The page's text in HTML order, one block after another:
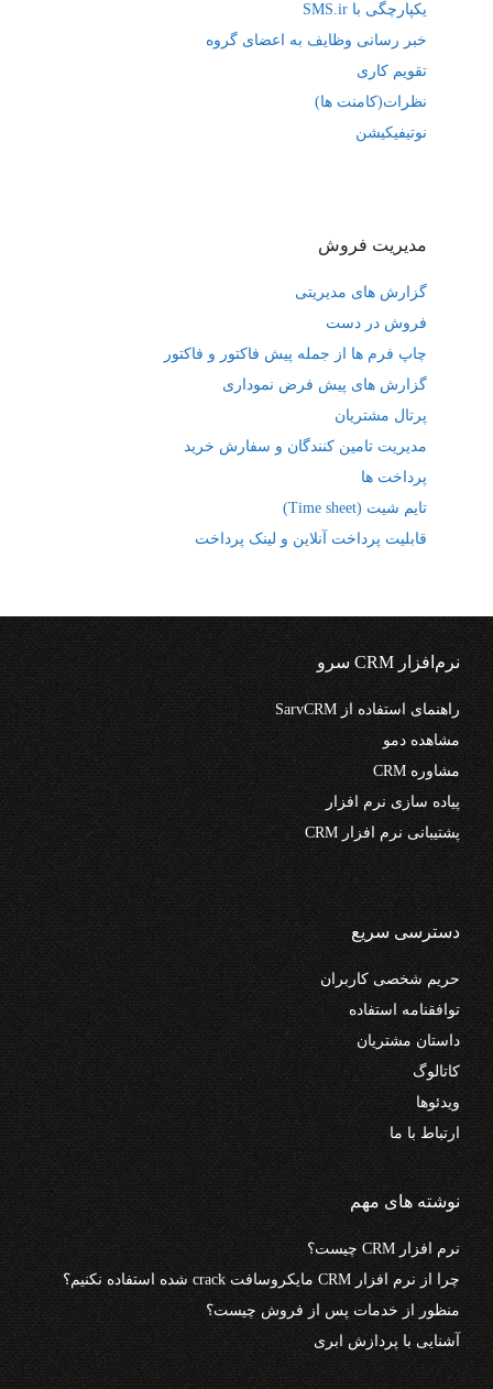
یکپارچگی با SMS.ir
خبر رسانی وظایف به اعضای گروه
تقویم کاری
نظرات(کامنت ها)
نوتیفیکیشن
مدیریت فروش
گزارش های مدیریتی
فروش در دست
چاپ فرم ها از جمله پیش فاکتور و فاکتور
گزارش های پیش فرض نموداری
پرتال مشتریان
مدیریت تامین کنندگان و سفارش خرید
پرداخت ها
تایم شیت (Time sheet)
قابلیت پرداخت آنلاین و لینک پرداخت
نرم‌افزار CRM سرو
راهنمای استفاده از SarvCRM
مشاهده دمو
مشاوره CRM
پیاده سازی نرم افزار
پشتیبانی نرم افزار CRM
دسترسی سریع
حریم شخصی کاربران
توافقنامه استفاده
داستان مشتریان
کاتالوگ
ویدئوها
ارتباط با ما
نوشته های مهم
نرم افزار CRM چیست؟
چرا از نرم افزار CRM مایکروسافت crack شده استفاده نکنیم؟
منظور از خدمات پس از فروش چیست؟
آشنایی با پردازش ابری